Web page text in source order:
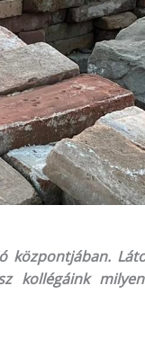
kollégáink